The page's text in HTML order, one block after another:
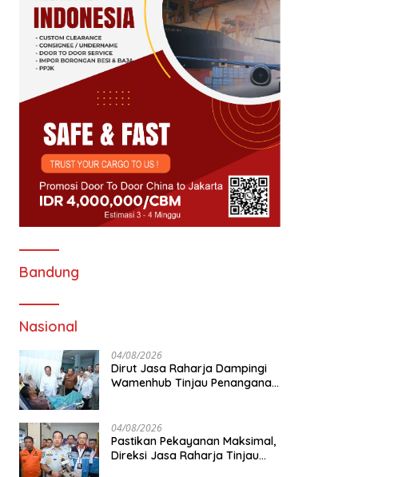
Bandung
Nasional
04/08/2026
Dirut Jasa Raharja Dampingi
Wamenhub Tinjau Penanganan
04/08/2026
Pastikan Pekayanan Maksimal,
Direksi Jasa Raharja Tinjau